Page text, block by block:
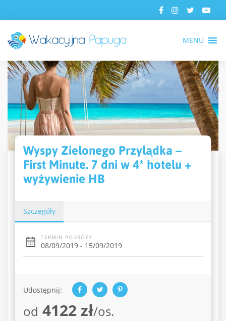
MENU
Wyspy Zielonego Przylądka –
First Minute. 7 dni w 4* hotelu +
wyżywienie HB
Szczegóły
TERMIN PODRÓŻY
08/09/2019 - 15/09/2019
Udostępnij:
od 4122 zł/os.